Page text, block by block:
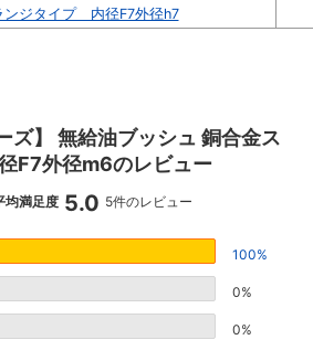
ンジタイプ 内径F7外径h7
ズ】 無給油ブッシュ 銅合金ス
F7外径m6のレビュー
5
均満足度 5.0 5件のレビュー
100%
0%
0%